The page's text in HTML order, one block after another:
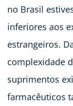
no Brasil
inferiores aos
estrangeiros.
complexidade
suprimentos
farmacêuticos